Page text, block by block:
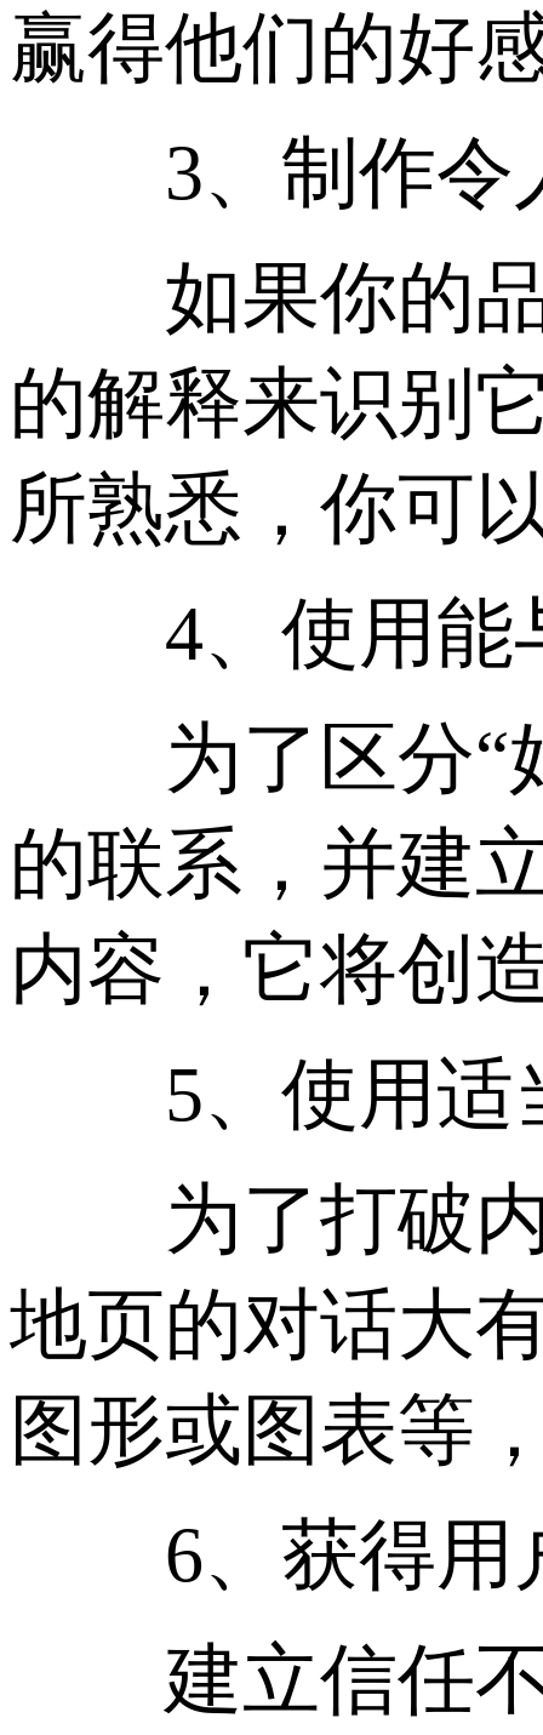
赢得他们的好
3、制作令
如果你的品
的解释来识别
所熟悉，你可
4、使用能
为了区分“好
的联系，并建
内容，它将创
5、使用适
为了打破内
地页的对话大
图形或图表等
6、获得用
建立信任不